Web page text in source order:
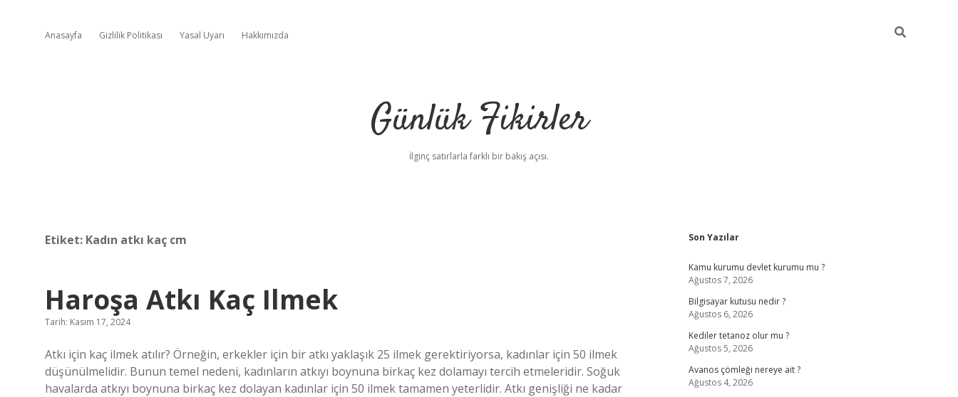
Anasayfa Gizlilik Politikası Yasal Uyarı Hakkımızda
Günlük Fikirler
İlginç satırlarla farklı bir bakış açısı.
Etiket: Kadın atkı kaç cm
Haroşa Atkı Kaç Ilmek
Tarih: Kasım 17, 2024
Atkı için kaç ilmek atılır? Örneğin, erkekler için bir atkı yaklaşık 25 ilmek gerektiriyorsa, kadınlar için 50 ilmek
düşünülmelidir. Bunun temel nedeni, kadınların atkıyı boynuna birkaç kez dolamayı tercih etmeleridir. Soğuk
havalarda atkıyı boynuna birkaç kez dolayan kadınlar için 50 ilmek tamamen yeterlidir. Atkı genişliği ne kadar
Sidebar
Son Yazılar
Kamu kurumu devlet kurumu mu ?
Ağustos 7, 2026
Bilgisayar kutusu nedir ?
Ağustos 6, 2026
Kediler tetanoz olur mu ?
Ağustos 5, 2026
Avanos çömleği nereye ait ?
Ağustos 4, 2026